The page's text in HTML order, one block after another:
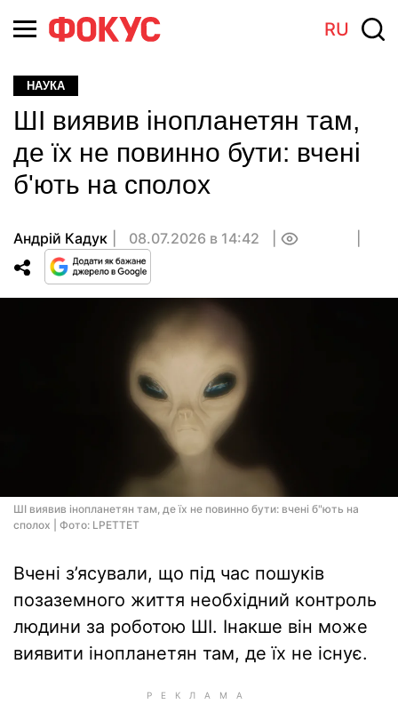
RU
НАУКА
ШІ виявив інопланетян там,
де їх не повинно бути: вчені
б'ють на сполох
Андрій Кадук 08.07.2026 в 14:42
ШІ виявив інопланетян там, де їх не повинно бути: вчені б"ють на
сполох | Фото: LPETTET
Вчені з’ясували, що під час пошуків
позаземного життя необхідний контроль
людини за роботою ШІ. Інакше він може
виявити інопланетян там, де їх не існує.